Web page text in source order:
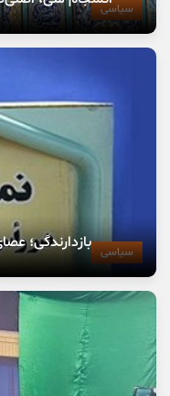
سیاسی
سیاسی بازدارندگی؛